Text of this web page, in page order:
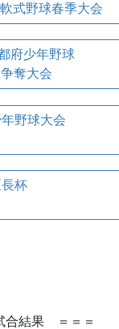
式野球春季大会
府少年野球
奪大会
野球大会
長杯
合結果 ＝＝＝